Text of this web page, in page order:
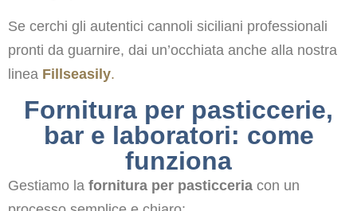
Se cerchi gli autentici cannoli siciliani professionali
pronti da guarnire, dai un’occhiata anche alla nostra
linea Fillseasily.
Fornitura per pasticcerie,
bar e laboratori: come
funziona
Gestiamo la fornitura per pasticceria con un